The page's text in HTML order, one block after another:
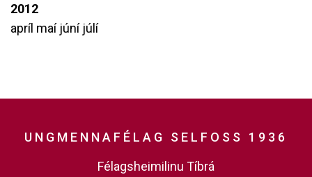
2012
apríl maí júní júlí
UNGMENNAFÉLAG SELFOSS 1936
Félagsheimilinu Tíbrá